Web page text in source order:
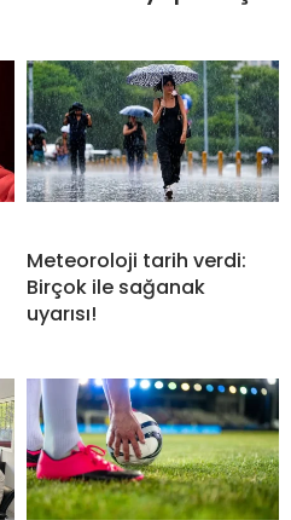
Meteoroloji tarih verdi:
Birçok ile sağanak
uyarısı!